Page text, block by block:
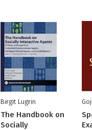
Birgit Lugrin
The Handbook on
Socially